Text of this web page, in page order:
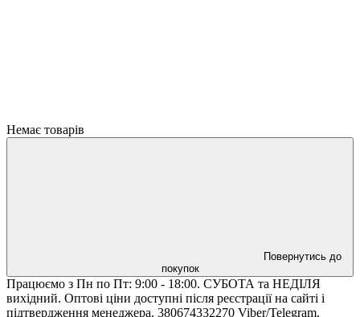
Немає товарів
Повернутись до
покупок
Працюємо з Пн по Пт: 9:00 - 18:00. СУБОТА та НЕДІЛЯ
вихідний. Оптові ціни доступні після реєстрації на сайті і
підтвердження менеджера. 380674332270 Viber/Telegram.